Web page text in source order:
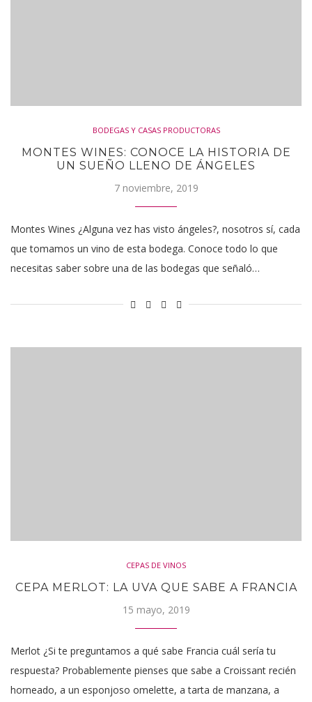
BODEGAS Y CASAS PRODUCTORAS
MONTES WINES: CONOCE LA HISTORIA DE
UN SUEÑO LLENO DE ÁNGELES
7 noviembre, 2019
Montes Wines ¿Alguna vez has visto ángeles?, nosotros sí, cada
que tomamos un vino de esta bodega. Conoce todo lo que
necesitas saber sobre una de las bodegas que señaló…
CEPAS DE VINOS
CEPA MERLOT: LA UVA QUE SABE A FRANCIA
15 mayo, 2019
Merlot ¿Si te preguntamos a qué sabe Francia cuál sería tu
respuesta? Probablemente pienses que sabe a Croissant recién
horneado, a un esponjoso omelette, a tarta de manzana, a